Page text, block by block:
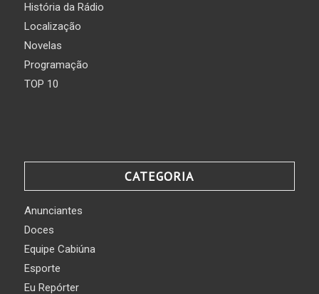
História da Rádio
Localização
Novelas
Programação
TOP 10
CATEGORIA
Anunciantes
Doces
Equipe Cabiúna
Esporte
Eu Repórter